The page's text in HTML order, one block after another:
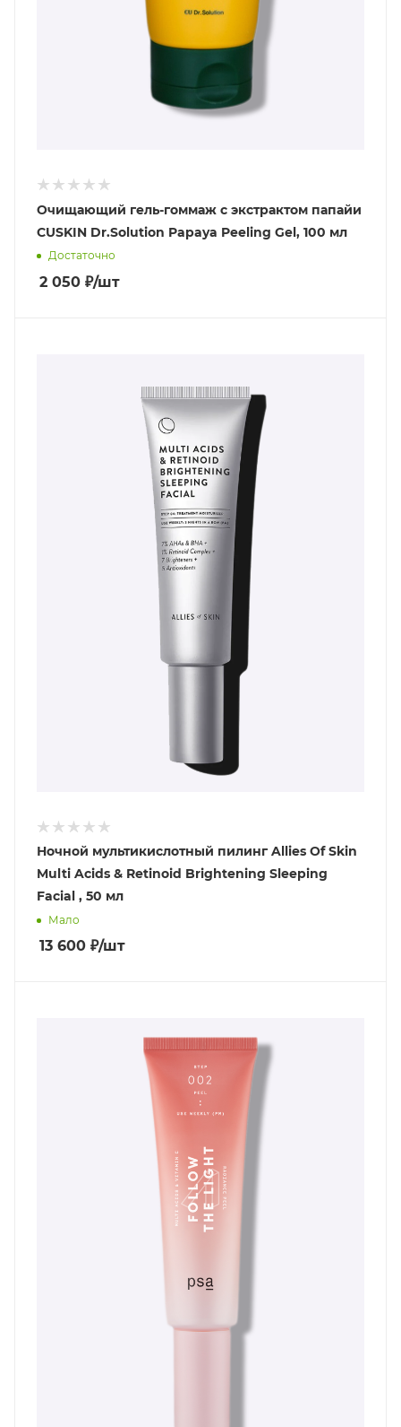
Очищающий гель-гоммаж с экстрактом папайи
CUSKIN Dr.Solution Papaya Peeling Gel, 100 мл
Достаточно
2 050 ₽/шт
Ночной мультикислотный пилинг Allies Of Skin
Multi Acids & Retinoid Brightening Sleeping
Facial , 50 мл
Мало
13 600 ₽/шт